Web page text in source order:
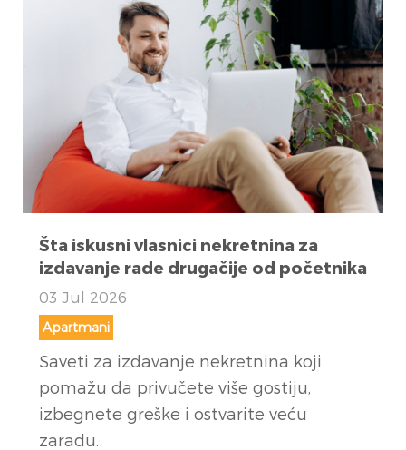
Šta iskusni vlasnici nekretnina za
izdavanje rade drugačije od početnika
03 Jul 2026
Apartmani
Saveti za izdavanje nekretnina koji
pomažu da privučete više gostiju,
izbegnete greške i ostvarite veću
zaradu.